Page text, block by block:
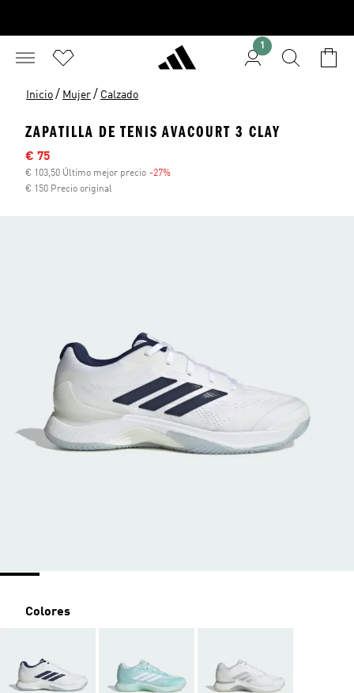
1
Inicio / Mujer / Calzado
ZAPATILLA DE TENIS AVACOURT 3 CLAY
Precio rebajado
€ 75
€ 103,50 Último mejor precio -27%
€ 150 Precio original
Colores